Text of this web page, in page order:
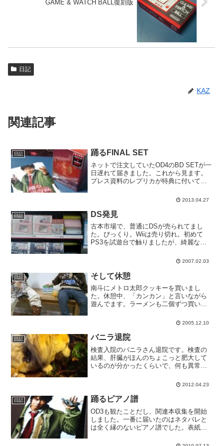
GAME & WATCH BALL復刻版
日記
KAZ
関連記事
日記 踊るFINAL SET
ネットで注文していたOD4のBD SETが一
日遅れて届きました。これから見ます。
プレス資料のレプリカが特典に付いてい
め…。パッケージに「隠し特典映像」と
ありますが、それじゃ隠れてないじゃ
ん。
2013.04.27
日記 DS発見
古本市場で、普通にDSが売られてまし
た。びっくり。Wiiは売り切れ。初めて
PS3を試遊台で触りましたが、綺麗なグ
やっぱりWiiとは向いてる方向が違いま
2007.02.03
日記 そして休憩
南斗にメトロ太郎クッキーを買いまし
た。休憩中、「カンカン」と言いながら
遊んでます。ラーメンも二個ずつ買いま
2005.12.10
日記 バニラ退院
検査入院のバニラさん退院です。検査の
結果、肝臓がほんのちょこっと肥大して
いるのが分かったくらいで、何も異常は
経過観察となりました。肝炎とか肝硬変
ようです。しばらく激しい...
2012.04.23
日記 踊るピアノ譜
OD3も観たことだし、関連本収集を開始
しました。一番に届いたのはネタバレと
は全く縁のないピアノ譜でした。表紙は
Rythm and Police・C.X.と、OD3限定で